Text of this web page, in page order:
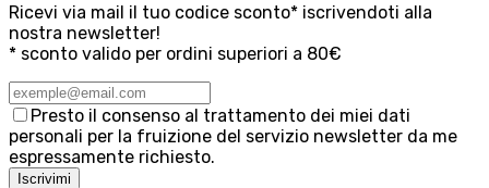
Ricevi via mail il tuo codice sconto* iscrivendoti alla
nostra newsletter!
* sconto valido per ordini superiori a 80€
Presto il consenso al trattamento dei miei dati
personali per la fruizione del servizio newsletter da me
espressamente richiesto.
Iscrivimi